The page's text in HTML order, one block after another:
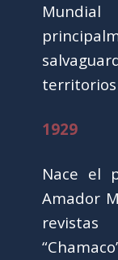
1929
Nace el
Amador